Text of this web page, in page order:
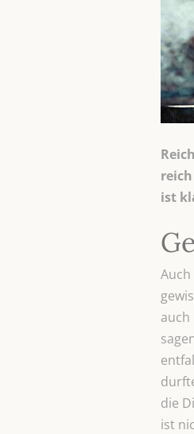
ist
auch
die
ist